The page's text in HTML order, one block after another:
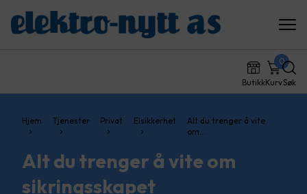
ButikkKurv
0
Søk
Hjem Tjenester Privat Elsikkerhet
Alt du trenger å vite
om…
Alt du trenger å vite om
sikringsskapet